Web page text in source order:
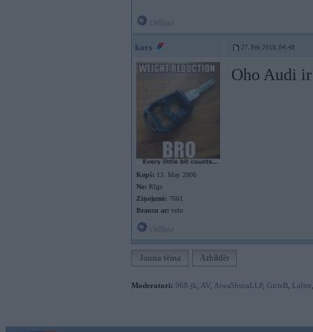
kars 27. Feb 2018, 04:48
Kopš: 13. May 2006
No: Rīga
Ziņojumi: 7661
Braucu ar: velo
Oho Audi
Jauna tēma Atbildēt
Moderatori: 968-jk AV AiwaShuraLLP, GirtzB Lafter